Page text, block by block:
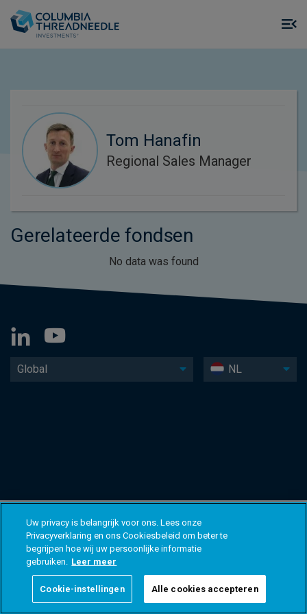
Tom Hanafin
Regional Sales Manager
Gerelateerde fondsen
No data was found
Global NL
Uw privacy is belangrijk voor ons. Lees onze
Privacyverklaring en ons Cookiesbeleid om beter te
begrijpen hoe wij uw persoonlijke informatie
gebruiken. Leer meer
Cookie-instellingen Alle cookies accepteren